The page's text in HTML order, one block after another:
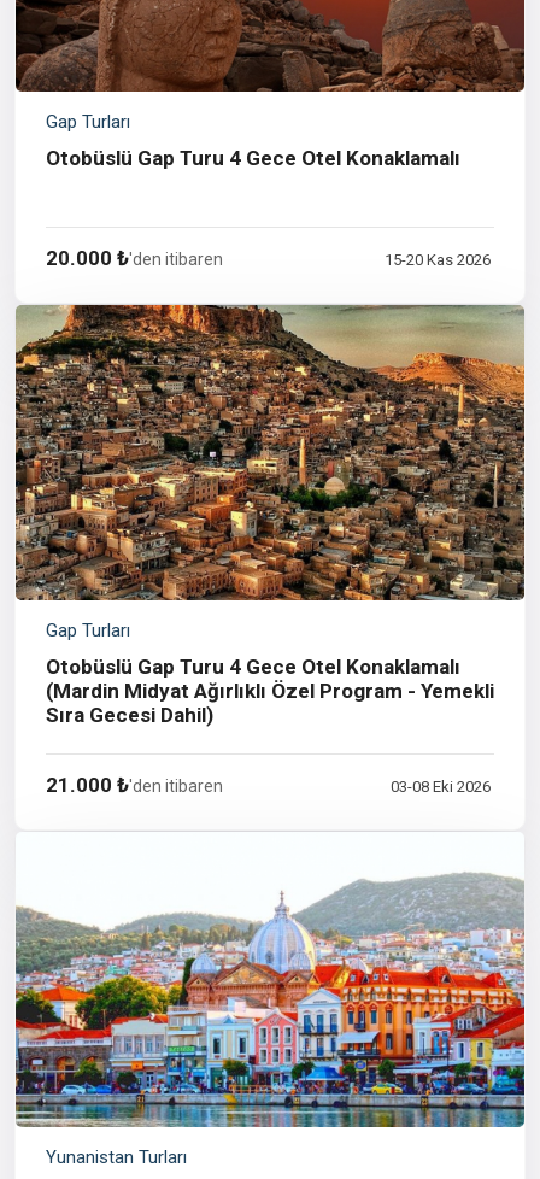
Gap Turları
Otobüslü Gap Turu 4 Gece Otel Konaklamalı
20.000 ₺'den itibaren 15-20 Kas 2026
Gap Turları
Otobüslü Gap Turu 4 Gece Otel Konaklamalı
(Mardin Midyat Ağırlıklı Özel Program - Yemekli
Sıra Gecesi Dahil)
21.000 ₺'den itibaren 03-08 Eki 2026
Yunanistan Turları